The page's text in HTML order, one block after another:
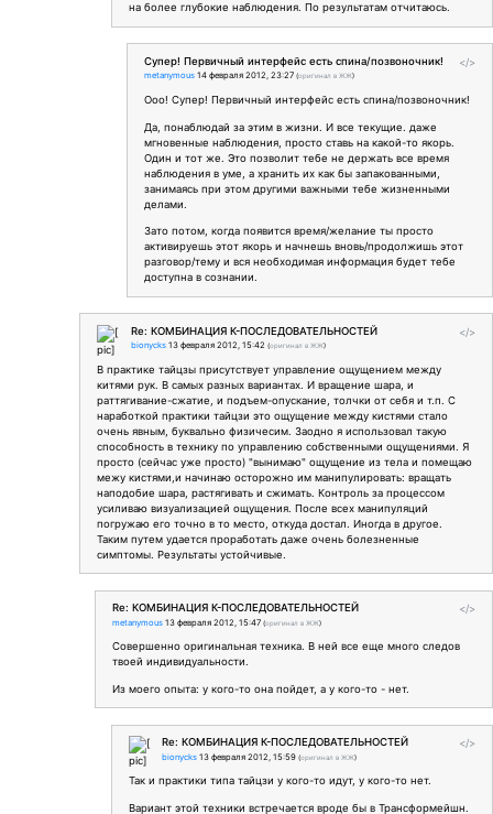
на более глубокие наблюдения. По результатам отчитаюсь.
</>
Супер! Первичный интерфейс есть спина/позвоночник!
metanymous 14 февраля 2012, 23:27 (оригинал в ЖЖ)
Ооо! Супер! Первичный интерфейс есть спина/позвоночник!
Да, понаблюдай за этим в жизни. И все текущие. даже
мгновенные наблюдения, просто ставь на какой-то якорь.
Один и тот же. Это позволит тебе не держать все время
наблюдения в уме, а хранить их как бы запакованными,
занимаясь при этом другими важными тебе жизненными
делами.
Зато потом, когда появится время/желание ты просто
активируешь этот якорь и начнешь вновь/продолжишь этот
разговор/тему и вся необходимая информация будет тебе
доступна в сознании.
</>
Re: КОМБИНАЦИЯ К-ПОСЛЕДОВАТЕЛЬНОСТЕЙ
bionycks 13 февраля 2012, 15:42 (оригинал в ЖЖ)
В практике тайцзы присутствует управление ощущением между
китями рук. В самых разных вариантах. И вращение шара, и
раттягивание-сжатие, и подъем-опускание, толчки от себя и т.п. С
наработкой практики тайцзи это ощущение между кистями стало
очень явным, буквально физичесим. Заодно я использовал такую
способность в технику по управлению собственными ощущениями. Я
просто (сейчас уже просто) "вынимаю" ощущение из тела и помещаю
межу кистями,и начинаю осторожно им манипулировать: вращать
наподобие шара, растягивать и сжимать. Контроль за процессом
усиливаю визуализацией ощущения. После всех манипуляций
погружаю его точно в то место, откуда достал. Иногда в другое.
Таким путем удается проработать даже очень болезненные
симптомы. Результаты устойчивые.
</>
Re: КОМБИНАЦИЯ К-ПОСЛЕДОВАТЕЛЬНОСТЕЙ
metanymous 13 февраля 2012, 15:47 (оригинал в ЖЖ)
Совершенно оригинальная техника. В ней все еще много следов
твоей индивидуальности.
Из моего опыта: у кого-то она пойдет, а у кого-то - нет.
</>
Re: КОМБИНАЦИЯ К-ПОСЛЕДОВАТЕЛЬНОСТЕЙ
bionycks 13 февраля 2012, 15:59 (оригинал в ЖЖ)
Так и практики типа тайцзи у кого-то идут, у кого-то нет.
Вариант этой техники встречается вроде бы в Трансформейшн.